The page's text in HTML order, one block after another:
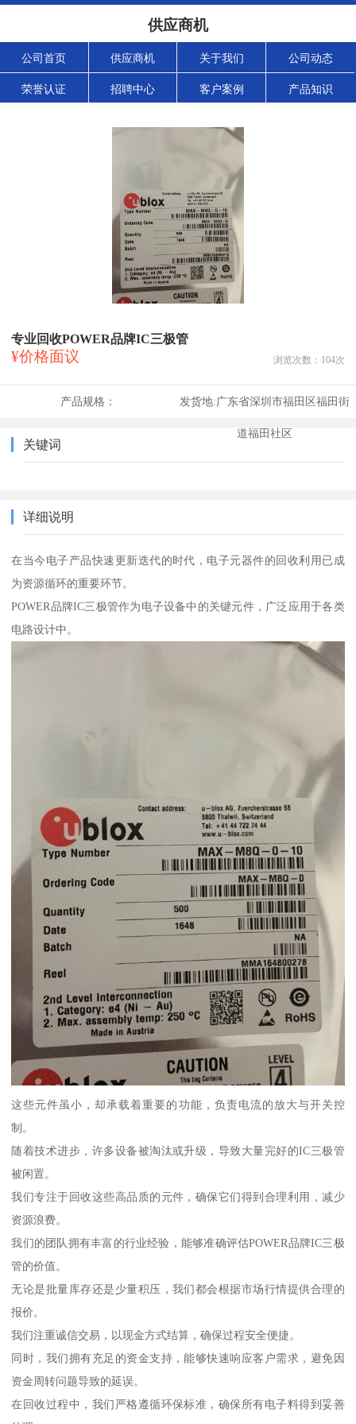
供应商机
公司首页 供应商机 关于我们 公司动态
荣誉认证 招聘中心 客户案例 产品知识
专业回收POWER品牌IC三极管
¥价格面议 浏览次数： 104次
产品规格： 发货地:广东省深圳市福田区福田街
道福田社区
关键词
详细说明
在当今电子产品快速更新迭代的时代，电子元器件的回收利用已成
为资源循环的重要环节。
POWER品牌IC三极管作为电子设备中的关键元件，广泛应用于各类
电路设计中。
这些元件虽小，却承载着重要的功能，负责电流的放大与开关控
制。
随着技术进步，许多设备被淘汰或升级，导致大量完好的IC三极管
被闲置。
我们专注于回收这些高品质的元件，确保它们得到合理利用，减少
资源浪费。
我们的团队拥有丰富的行业经验，能够准确评估POWER品牌IC三极
管的价值。
无论是批量库存还是少量积压，我们都会根据市场行情提供合理的
报价。
我们注重诚信交易，以现金方式结算，确保过程安全便捷。
同时，我们拥有充足的资金支持，能够快速响应客户需求，避免因
资金周转问题导致的延误。
在回收过程中，我们严格遵循环保标准，确保所有电子料得到妥善